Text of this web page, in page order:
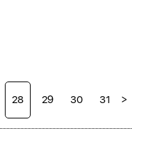
28 29 30 31 >